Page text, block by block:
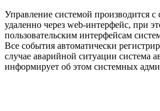
Управление системой производится
удаленно через web-интерфейс, при
пользовательским интерфейсам
Все события автоматически
случае аварийной ситуации система
информирует об этом системных